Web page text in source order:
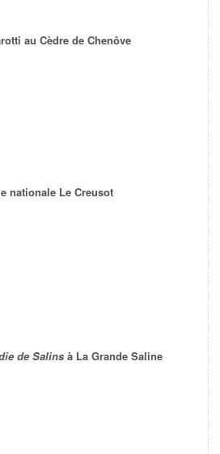
au Cèdre de Chenôve
nationale Le Creusot
de Salins à La Grande Saline